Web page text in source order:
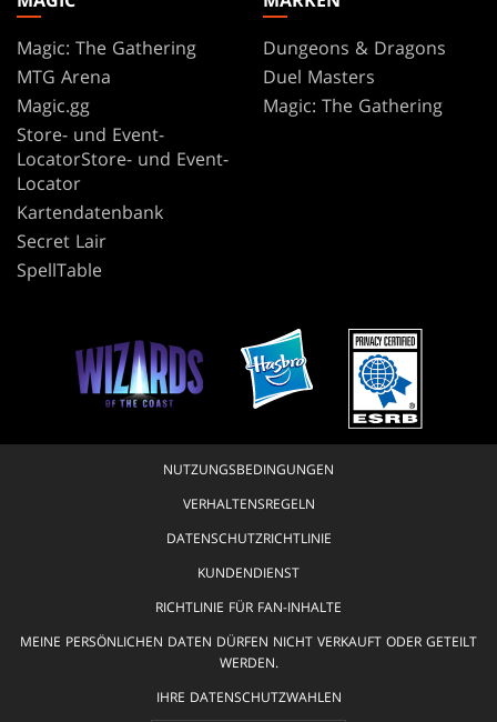
Magic: The Gathering
MTG Arena
Magic.gg
Store- und Event-
LocatorStore- und Event-
Locator
Kartendatenbank
Secret Lair
SpellTable
Dungeons & Dragons
Duel Masters
Magic: The Gathering
NUTZUNGSBEDINGUNGEN
VERHALTENSREGELN
DATENSCHUTZRICHTLINIE
KUNDENDIENST
RICHTLINIE FÜR FAN-INHALTE
MEINE PERSÖNLICHEN DATEN DÜRFEN NICHT VERKAUFT ODER GETEILT
WERDEN.
IHRE DATENSCHUTZWAHLEN